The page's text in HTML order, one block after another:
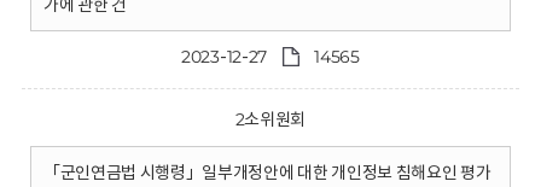
가에 관한 건
2023-12-27 14565
2소위원회
「군인연금법 시행령」일부개정안에 대한 개인정보 침해요인 평가